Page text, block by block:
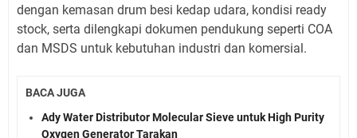
dengan kemasan drum besi kedap udara, kondisi ready
stock, serta dilengkapi dokumen pendukung seperti COA
dan MSDS untuk kebutuhan industri dan komersial.
BACA JUGA
Ady Water Distributor Molecular Sieve untuk High Purity
Oxygen Generator Tarakan